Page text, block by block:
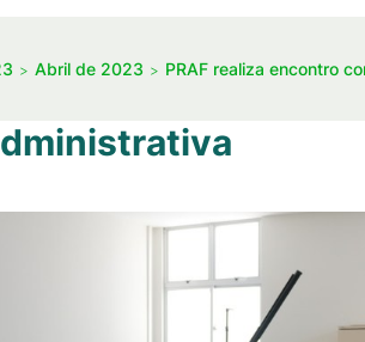
Abril de 2023 PRAF realiza encontro